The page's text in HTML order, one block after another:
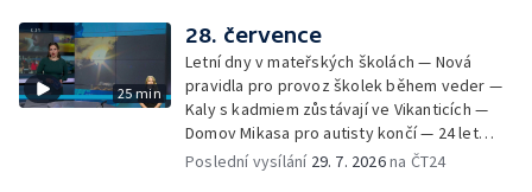
Nedostatek krve v transfuzních stanicích —
Spor kvůli novému chodníku na Keprník —
Olomoucké shakespearovské léto
25 min
28. července
Letní dny v mateřských školách — Nová
pravidla pro provoz školek během veder —
Kaly s kadmiem zůstávají ve Vikanticích —
Domov Mikasa pro autisty končí — 24 let
vězení za zapálení ženy — Kybernetický
Poslední vysílání 29. 7. 2026na ČT24